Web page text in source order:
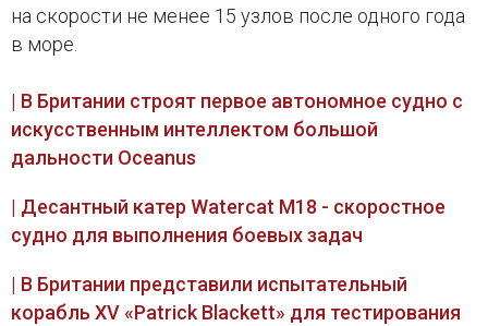
на скорости не менее 15 узлов после одного года
в море.
| В Британии строят первое автономное судно с
искусственным интеллектом большой
дальности Oceanus
| Десантный катер Watercat M18 - скоростное
судно для выполнения боевых задач
| В Британии представили испытательный
корабль XV «Patrick Blackett» для тестирования